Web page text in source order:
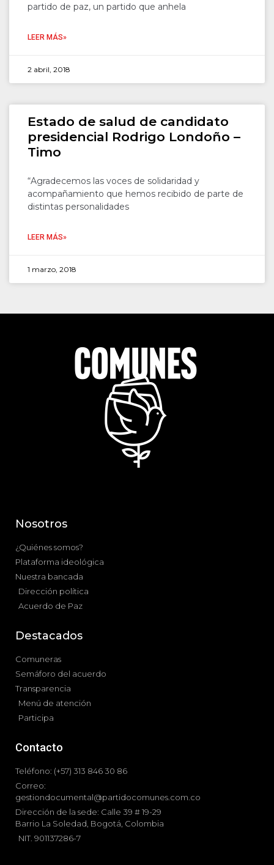
partido de paz, un partido que anhela
LEER MÁS»
2 abril, 2018
Estado de salud de candidato
presidencial Rodrigo Londoño –
Timo
“Agradecemos las voces de solidaridad y
acompañamiento que hemos recibido de parte de
distintas personalidades
LEER MÁS»
1 marzo, 2018
Nosotros
¿Quiénes somos?
Plataforma ideológica
Nuestra bancada
Dirección política
Acuerdo de Paz
Destacados
Comuneras
Semáforo del acuerdo
Transparencia
Menú de atención
Participa
Contacto
Teléfono: (+57) 313 846 30 86
Correo:
gestiondocumental@partidocomunes.com.co
Dirección de la sede: Calle 39 # 19-29
Barrio La Soledad, Bogotá, Colombia
NIT. 901137286-7